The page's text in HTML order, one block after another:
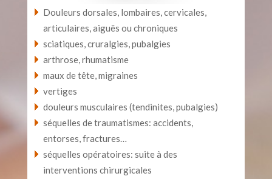
Douleurs dorsales, lombaires, cervicales,
articulaires, aiguës ou chroniques
sciatiques, cruralgies, pubalgies
arthrose, rhumatisme
maux de tête, migraines
vertiges
douleurs musculaires (tendinites, pubalgies)
séquelles de traumatismes: accidents,
entorses, fractures…
séquelles opératoires: suite à des
interventions chirurgicales